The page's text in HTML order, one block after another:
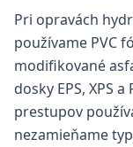
Pri opravách
používame PVC
modifikované
dosky EPS, XPS
prestupov
nezamieňame